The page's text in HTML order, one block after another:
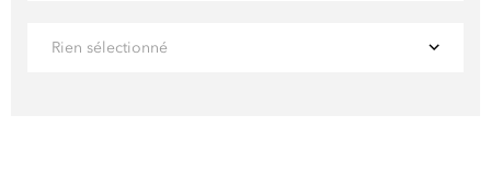
Rien sélectionné